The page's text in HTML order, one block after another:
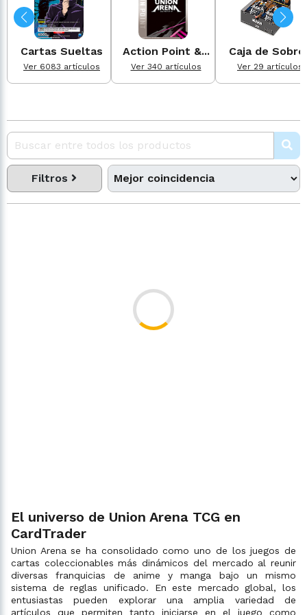
Cartas Sueltas
Ver 6083 artículos
Action Point &...
Ver 340 artículos
Caja de
Ver 29 artículos
Filtros
El universo de Union Arena TCG en
CardTrader
Union Arena se ha consolidado como uno de los juegos de
cartas coleccionables más dinámicos del mercado al reunir
diversas franquicias de anime y manga bajo un mismo
sistema de reglas unificado. En este mercado global, los
entusiastas pueden explorar una amplia variedad de
artículos que permiten tanto iniciarse en el juego como